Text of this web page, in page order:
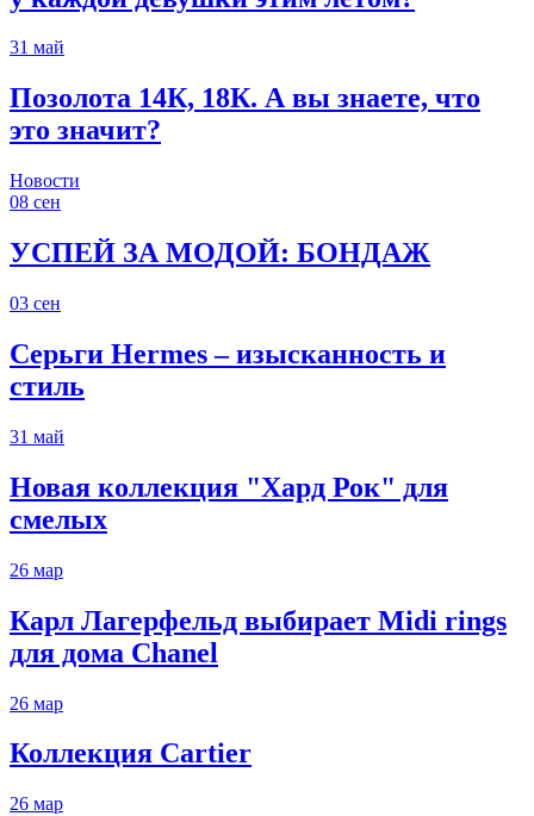
31 май
Позолота 14К, 18К. А вы знаете, что
это значит?
Новости
08 сен
УСПЕЙ ЗА МОДОЙ: БОНДАЖ
03 сен
Серьги Hermes – изысканность и
стиль
31 май
Новая коллекция "Хард Рок" для
смелых
26 мар
Карл Лагерфельд выбирает Midi rings
для дома Chanel
26 мар
Коллекция Cartier
26 мар